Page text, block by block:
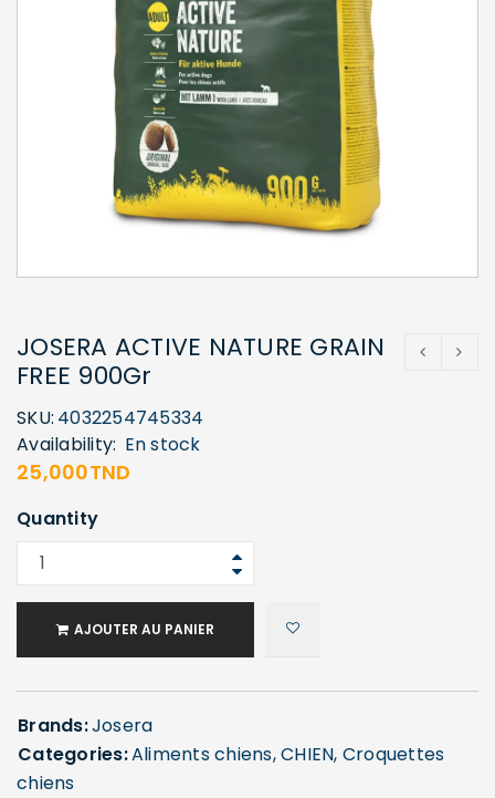
JOSERA ACTIVE NATURE GRAIN
FREE 900Gr
SKU: 4032254745334
Availability: En stock
25,000TND
Quantity
AJOUTER AU PANIER
Brands:Josera
Categories:Aliments chiens,CHIEN, Croquettes
chiens